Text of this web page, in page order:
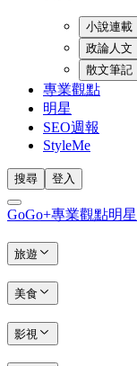
小說連載
政論人文
散文筆記
專業觀點
明星
SEO週報
StyleMe
搜尋 登入
GoGo+專業觀點明星
旅遊
美食
影視